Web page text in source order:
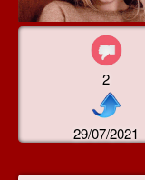
2
29/07/2021